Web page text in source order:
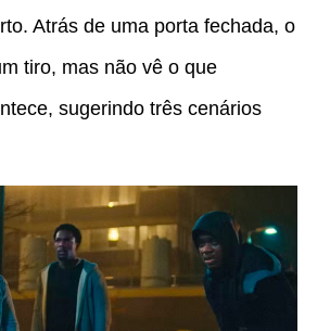
Atrás de uma porta fechada, o
tiro, mas não vê o que
sugerindo três cenários